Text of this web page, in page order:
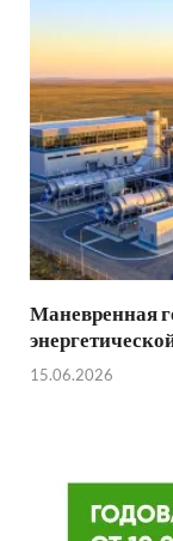
Маневренная
15.06.2026